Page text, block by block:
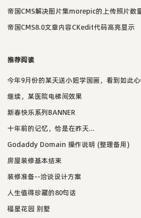
帝国CMS解决图片集morepic的上传照片数
帝国CMS8.0文章内容CKedit代码高亮显示
推荐阅读
今年9月份的某天送小妞学国画，看到如此
继续，某医院电梯间效果
新春快乐系列BANNER
十年前的记忆，恰是在昨天...
Godaddy Domain 操作说明 (整理备用)
房屋装修基本结束
装修准备--洽谈设计方案
人生值得珍藏的80句话
福星花园 别墅